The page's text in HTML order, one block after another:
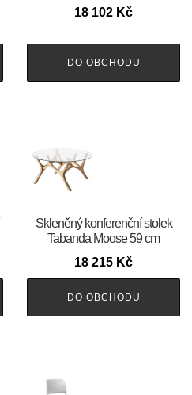
18 102 Kč
DO OBCHODU
Skleněný konferenční stolek
Tabanda Moose 59 cm
18 215 Kč
DO OBCHODU